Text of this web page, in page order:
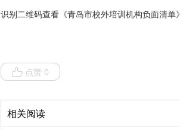
识别二维码查看《青岛市校外培训机构负面清单》
点赞 0
相关阅读